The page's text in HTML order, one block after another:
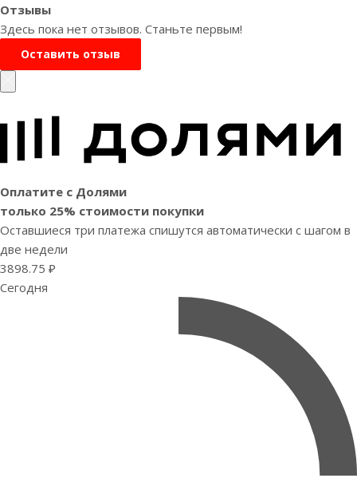
Отзывы
Здесь пока нет отзывов. Станьте первым!
Оставить отзыв
Оплатите с Долями
только 25% стоимости покупки
Оставшиеся три платежа спишутся автоматически с шагом в
две недели
3898.75 ₽
Сегодня